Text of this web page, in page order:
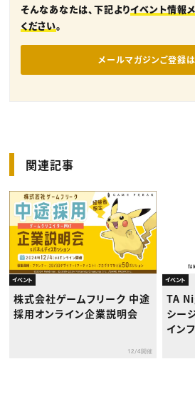
そんなあなたは、下記よりイベント情報
ください。
メールマガジンご登録
関連記事
イベント
株式会社ゲームフリーク 中途
採用オンライン企業説明会
12/4開催
イベント
TA
シー
イン